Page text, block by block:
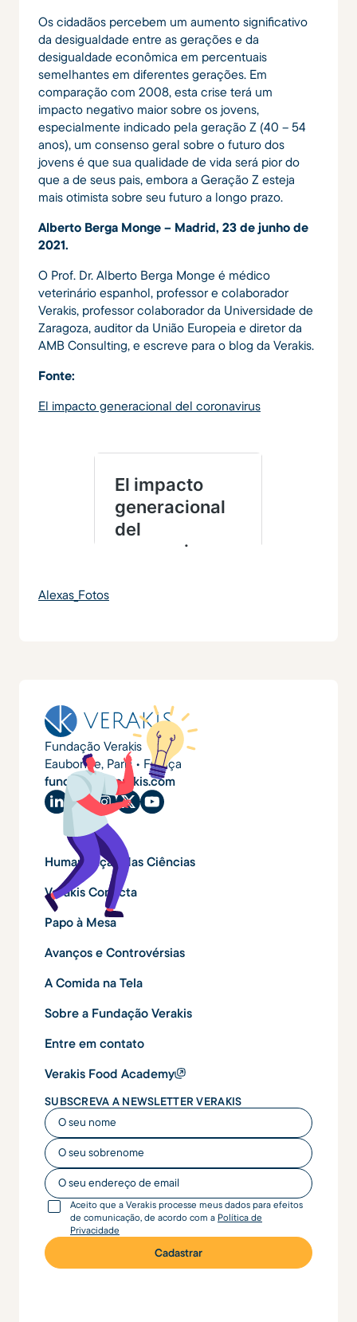
Os cidadãos percebem um aumento significativo
da desigualdade entre as gerações e da
desigualdade econômica em percentuais
semelhantes em diferentes gerações. Em
comparação com 2008, esta crise terá um
impacto negativo maior sobre os jovens,
especialmente indicado pela geração Z (40 – 54
anos), um consenso geral sobre o futuro dos
jovens é que sua qualidade de vida será pior do
que a de seus pais, embora a Geração Z esteja
mais otimista sobre seu futuro a longo prazo.
Alberto Berga Monge – Madrid, 23 de junho de
2021.
O Prof. Dr. Alberto Berga Monge é médico
veterinário espanhol, professor e colaborador
Verakis, professor colaborador da Universidade de
Zaragoza, auditor da União Europeia e diretor da
AMB Consulting, e escreve para o blog da Verakis.
Fonte:
El impacto generacional del coronavirus
Alexas_Fotos
Fundação Verakis
Eaubonne, Paris • França
fundacao@verakis.com
Humanização das Ciências
Verakis Conecta
Papo à Mesa
Avanços e Controvérsias
A Comida na Tela
Sobre a Fundação Verakis
Entre em contato
Verakis Food Academy
SUBSCREVA A NEWSLETTER VERAKIS
O seu nome
O seu nome
O seu endereço de email
Aceito que a Verakis processe meus dados para efeitos
de comunicação, de acordo com a Política de
Privacidade